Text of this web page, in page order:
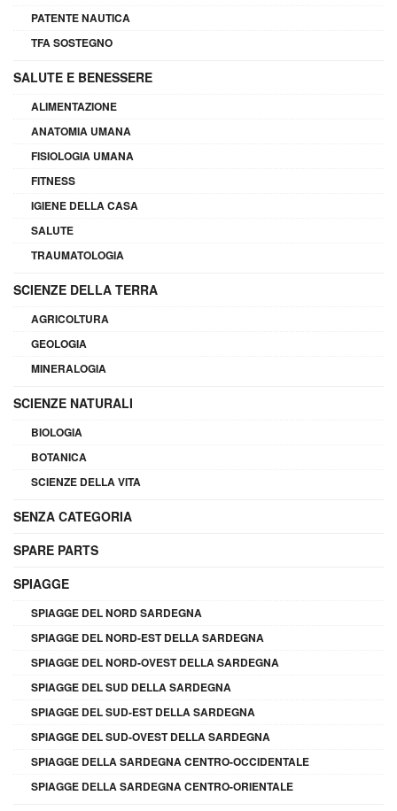
PATENTE NAUTICA
TFA SOSTEGNO
SALUTE E BENESSERE
ALIMENTAZIONE
ANATOMIA UMANA
FISIOLOGIA UMANA
FITNESS
IGIENE DELLA CASA
SALUTE
TRAUMATOLOGIA
SCIENZE DELLA TERRA
AGRICOLTURA
GEOLOGIA
MINERALOGIA
SCIENZE NATURALI
BIOLOGIA
BOTANICA
SCIENZE DELLA VITA
SENZA CATEGORIA
SPARE PARTS
SPIAGGE
SPIAGGE DEL NORD SARDEGNA
SPIAGGE DEL NORD-EST DELLA SARDEGNA
SPIAGGE DEL NORD-OVEST DELLA SARDEGNA
SPIAGGE DEL SUD DELLA SARDEGNA
SPIAGGE DEL SUD-EST DELLA SARDEGNA
SPIAGGE DEL SUD-OVEST DELLA SARDEGNA
SPIAGGE DELLA SARDEGNA CENTRO-OCCIDENTALE
SPIAGGE DELLA SARDEGNA CENTRO-ORIENTALE